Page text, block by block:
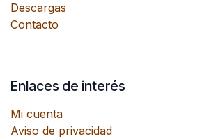
Descargas
Contacto
Enlaces de interés
Mi cuenta
Aviso de privacidad